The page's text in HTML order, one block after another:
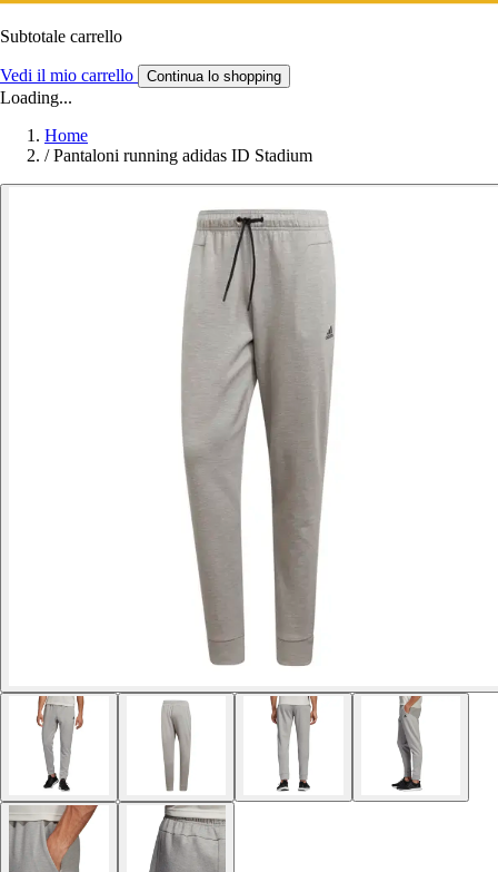
Subtotale carrello
Vedi il mio carrello Continua lo shopping
Loading...
Home
/ Pantaloni running adidas ID Stadium